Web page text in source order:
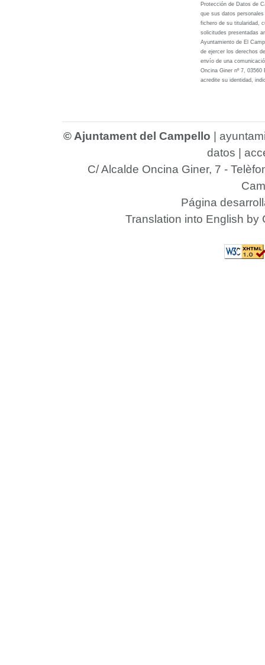
Protección de Datos de
que sus datos
fichero de su titularidad,
solicitudes presentadas
Ayuntamiento de El
de ejercer los derechos
envío de una
Oncina Giner nº 7,
acredite su identidad,
© Ajuntament del Campello
datos
C/ Alcalde Oncina Giner, 7 -
Página
Translation into English by